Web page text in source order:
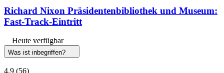
Richard Nixon Präsidentenbibliothek und Museum:
Fast-Track-Eintritt
Heute verfügbar
Was ist inbegriffen?
4,9 (56)